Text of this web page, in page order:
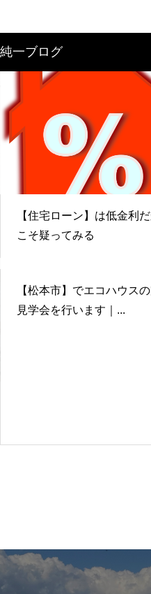
一ブログ
【住宅ローン】は低金利
こそ疑ってみる
【松本市】でエコハウス
見学会を行います｜...